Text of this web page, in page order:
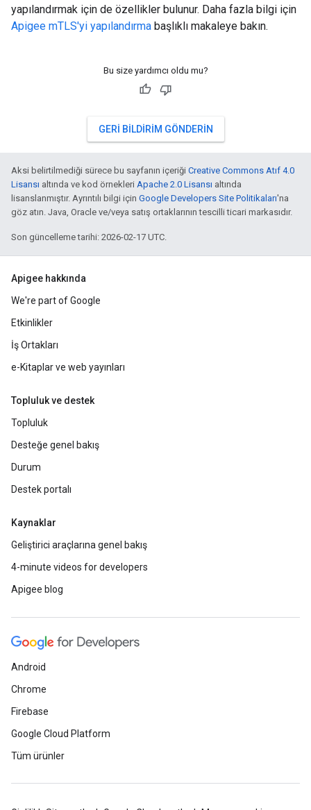
yapılandırmak için de özellikler bulunur. Daha fazla bilgi için
Apigee mTLS'yi yapılandırma başlıklı makaleye bakın.
Bu size yardımcı oldu mu?
GERI BILDIRIM GÖNDERIN
Aksi belirtilmediği sürece bu sayfanın içeriği Creative Commons Atıf 4.0
Lisansı altında ve kod örnekleri Apache 2.0 Lisansı altında
lisanslanmıştır. Ayrıntılı bilgi için Google Developers Site Politikaları'na
göz atın. Java, Oracle ve/veya satış ortaklarının tescilli ticari markasıdır.
Son güncelleme tarihi: 2026-02-17 UTC.
Apigee hakkında
We're part of Google
Etkinlikler
İş Ortakları
e-Kitaplar ve web yayınları
Topluluk ve destek
Topluluk
Desteğe genel bakış
Durum
Destek portalı
Kaynaklar
Geliştirici araçlarına genel bakış
4-minute videos for developers
Apigee blog
Android
Chrome
Firebase
Google Cloud Platform
Tüm ürünler